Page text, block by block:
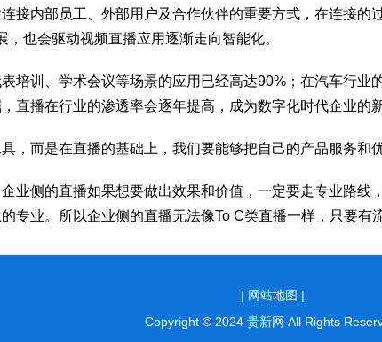
接内部员工、外部用户及合作伙伴的重要方式，在连接
也会驱动视频直播应用逐渐走向智能化。
培训、学术会议等场景的应用已经高达90%；在汽车行
直播在行业的渗透率会逐年提高，成为数字化时代企业的新
，而是在直播的基础上，我们要能够把自己的产品服务和
业侧的直播如果想要做出效果和价值，一定要走专业路
专业。所以企业侧的直播无法像To C类直播一样，只要有
| 网站地图 |
Copyright © 2024 贵新网 All Rights